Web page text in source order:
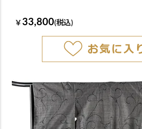
￥ 33,800(税込)